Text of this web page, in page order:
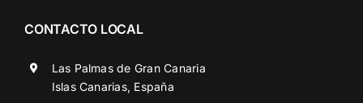
CONTACTO LOCAL
Las Palmas de Gran Canaria
Islas Canarias, España